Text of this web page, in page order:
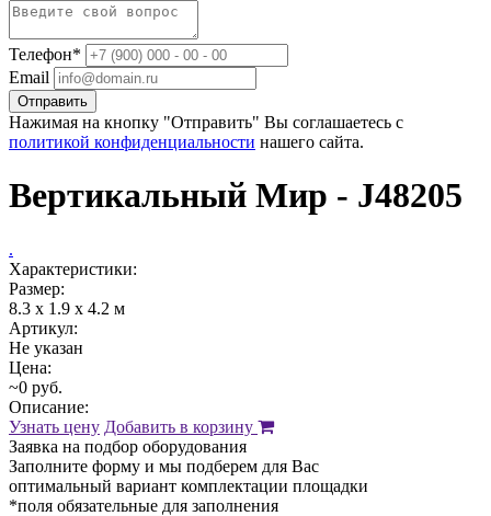
Телефон*
Email
Отправить
Нажимая на кнопку "Отправить" Вы соглашаетесь с
политикой конфиденциальности нашего сайта.
Вертикальный Мир - J48205
.
Характеристики:
Размер:
8.3 x 1.9 x 4.2 м
Артикул:
Не указан
Цена:
~0 руб.
Описание:
Узнать цену Добавить в корзину
Заявка на подбор оборудования
Заполните форму и мы подберем для Вас
оптимальный вариант комплектации площадки
*поля обязательные для заполнения